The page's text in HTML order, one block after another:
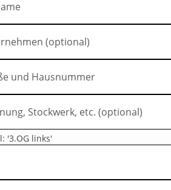
(optional)
und Hausnummer
Stockwerk, etc. (optional)
'3.OG links'